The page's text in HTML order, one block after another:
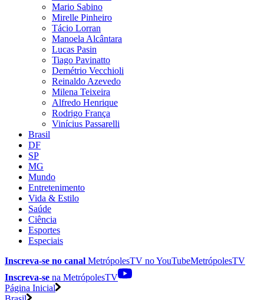
Mario Sabino
Mirelle Pinheiro
Tácio Lorran
Manoela Alcântara
Lucas Pasin
Tiago Pavinatto
Demétrio Vecchioli
Reinaldo Azevedo
Milena Teixeira
Alfredo Henrique
Rodrigo França
Vinícius Passarelli
Brasil
DF
SP
MG
Mundo
Entretenimento
Vida & Estilo
Saúde
Ciência
Esportes
Especiais
Inscreva-se no canal MetrópolesTV noYouTubeMetrópolesTV
Inscreva-se na MetrópolesTV
Página Inicial